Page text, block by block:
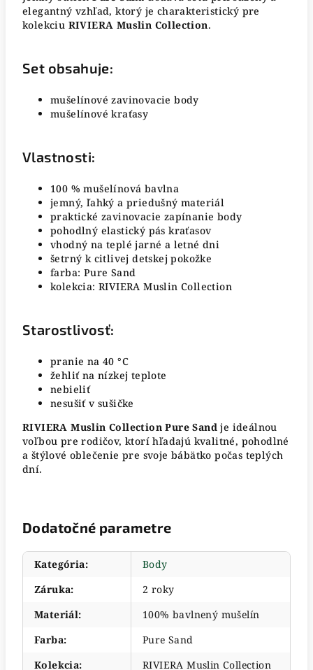
elegantný vzhľad, ktorý je charakteristický pre
kolekciu RIVIERA Muslin Collection.
Set obsahuje:
mušelínové zavinovacie body
mušelínové kraťasy
Vlastnosti:
100 % mušelínová bavlna
jemný, ľahký a priedušný materiál
praktické zavinovacie zapínanie body
pohodlný elastický pás kraťasov
vhodný na teplé jarné a letné dni
šetrný k citlivej detskej pokožke
farba: Pure Sand
kolekcia: RIVIERA Muslin Collection
Starostlivosť:
pranie na 40 °C
žehliť na nízkej teplote
nebieliť
nesušiť v sušičke
RIVIERA Muslin Collection Pure Sand je ideálnou
voľbou pre rodičov, ktorí hľadajú kvalitné, pohodlné
a štýlové oblečenie pre svoje bábätko počas teplých
dní.
Dodatočné parametre
Kategória:
Body
Záruka:
2 roky
Materiál:
100% bavlnený mušelín
Farba:
Pure Sand
Kolekcia:
RIVIERA Muslin Collection